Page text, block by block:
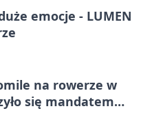
emocje - LUMEN
na rowerze w
się mandatem